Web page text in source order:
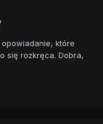
które
się rozkręca. Dobra,
Pomysł na FF
Główny na...